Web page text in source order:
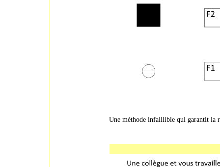
Une méthode infaillible qui garantit la